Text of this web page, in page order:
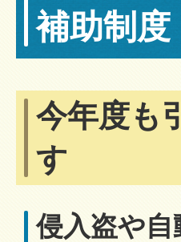
補助制度
今年度も
す
侵入盗や